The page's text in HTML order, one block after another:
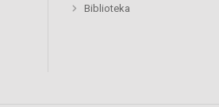
Biblioteka